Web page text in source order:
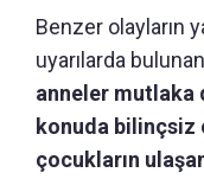
Benzer olayların
uyarılarda
anneler mutlaka
konuda bilinçsiz
çocukların